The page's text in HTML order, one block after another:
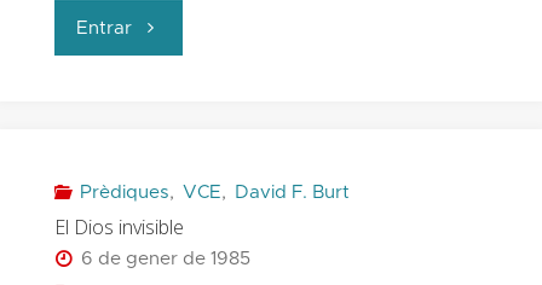
Entrar"La
Prèdiques, VCE, David F. Burt
El Dios invisible
6 de gener de 1985